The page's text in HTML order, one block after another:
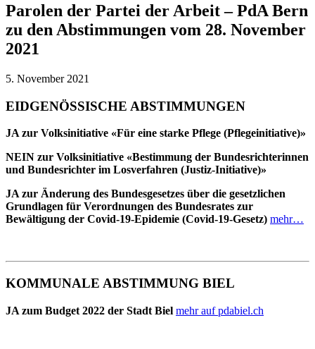
Parolen der Partei der Arbeit – PdA Bern
zu den Abstimmungen vom 28. November
2021
5. November 2021
EIDGENÖSSISCHE ABSTIMMUNGEN
JA zur Volksinitiative «Für eine starke Pflege (Pflegeinitiative)»
NEIN zur Volksinitiative «Bestimmung der Bundesrichterinnen
und Bundesrichter im Losverfahren (Justiz-Initiative)»
JA zur Änderung des Bundesgesetzes über die gesetzlichen
Grundlagen für Verordnungen des Bundesrates zur
Bewältigung der Covid-19-Epidemie (Covid-19-Gesetz) mehr…
KOMMUNALE ABSTIMMUNG BIEL
JA zum Budget 2022 der Stadt Biel mehr auf pdabiel.ch